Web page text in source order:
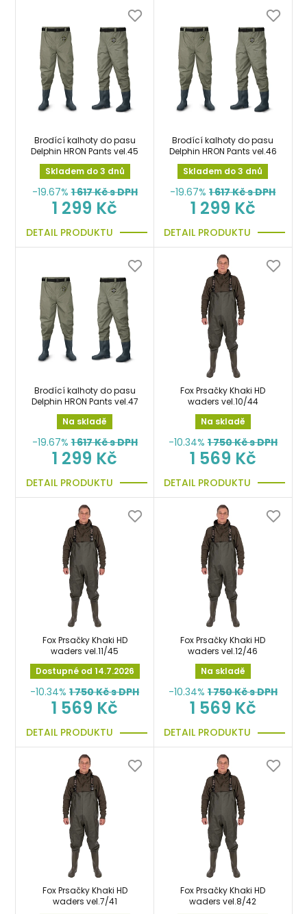
Brodící kalhoty do pasu
Delphin HRON Pants vel.45
Skladem do 3 dnů
-19.67% 1 617Kč s DPH
1 299 Kč
DETAIL PRODUKTU
Brodící kalhoty do pasu
Delphin HRON Pants vel.46
Skladem do 3 dnů
-19.67% 1 617Kč s DPH
1 299 Kč
DETAIL PRODUKTU
Brodící kalhoty do pasu
Delphin HRON Pants vel.47
Na skladě
-19.67% 1 617Kč s DPH
1 299 Kč
DETAIL PRODUKTU
Fox Prsačky Khaki HD
waders vel.10/44
Na skladě
-10.34% 1 750Kč s DPH
1 569 Kč
DETAIL PRODUKTU
Fox Prsačky Khaki HD
waders vel.11/45
Dostupné od 14.7.2026
-10.34% 1 750Kč s DPH
1 569 Kč
DETAIL PRODUKTU
Fox Prsačky Khaki HD
waders vel.12/46
Na skladě
-10.34% 1 750Kč s DPH
1 569 Kč
DETAIL PRODUKTU
Fox Prsačky Khaki HD
waders vel.7/41
Fox Prsačky Khaki HD
waders vel.8/42